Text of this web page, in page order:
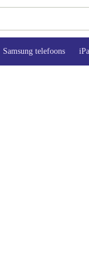
Samsung telefoons